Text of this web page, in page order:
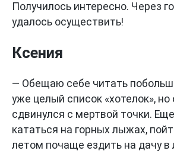
Получилось интересно. Через
удалось осуществить!
Ксения
— Обещаю себе читать
уже целый список «хотелок», но
сдвинулся с мертвой точки.
кататься на горных лыжах,
летом почаще ездить на дачу